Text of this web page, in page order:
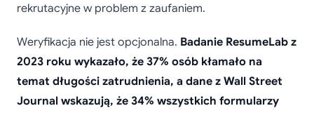
rekrutacyjne w problem z zaufaniem.
Weryfikacja nie jest opcjonalna. Badanie ResumeLab z
2023 roku wykazało, że 37% osób kłamało na
temat długości zatrudnienia, a dane z Wall Street
Journal wskazują, że 34% wszystkich formularzy